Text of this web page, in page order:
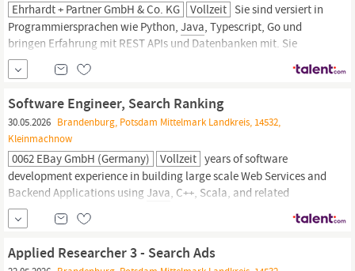
Ehrhardt + Partner GmbH & Co. KG Vollzeit Sie sind versiert in
Programmiersprachen wie Python, Java, Typescript, Go und
bringen Erfahrung mit REST APIs und Datenbanken mit. Sie
behalten den Überblick über KI-Möglichkeiten und bringen eine
Leidenschaft für KI und Freude daran mit, immer am Puls der Zeit
Gestaltungsmotivation sowie Spaß
Software Engineer, Search Ranking
30.05.2026 Brandenburg, Potsdam Mittelmark Landkreis, 14532,
Kleinmachnow
0062 EBay GmbH (Germany) Vollzeit years of software
development experience in building large scale Web Services and
Backend Applications using Java, C++, Scala, and related
technologies Background or interest in mathematics or machine
learning Excellent verbal and written communication,
Applied Researcher 3 - Search Ads